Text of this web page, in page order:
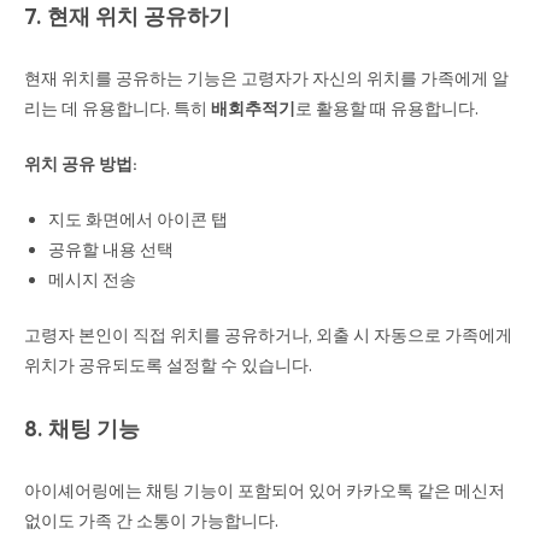
7. 현재 위치 공유하기
현재 위치를 공유하는 기능은 고령자가 자신의 위치를 가족에게 알
리는 데 유용합니다. 특히 배회추적기로 활용할 때 유용합니다.
위치 공유 방법:
지도 화면에서 아이콘 탭
공유할 내용 선택
메시지 전송
고령자 본인이 직접 위치를 공유하거나, 외출 시 자동으로 가족에게
위치가 공유되도록 설정할 수 있습니다.
8. 채팅 기능
아이셰어링에는 채팅 기능이 포함되어 있어 카카오톡 같은 메신저
없이도 가족 간 소통이 가능합니다.